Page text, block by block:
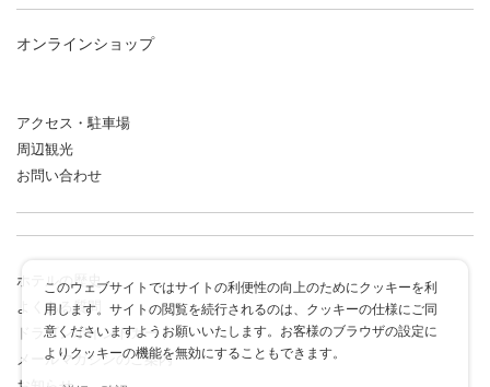
このウェブサイトではサイトの利便性の向上のためにクッキーを利
用します。サイトの閲覧を続行されるのは、クッキーの仕様にご同
意くださいますようお願いいたします。お客様のブラウザの設定に
よりクッキーの機能を無効にすることもできます。
オンラインショップ
アクセス・駐車場
周辺観光
お問い合わせ
ホテルの歴史
よくある質問
ドラゴンポイントカード
メールマガジンのご案内